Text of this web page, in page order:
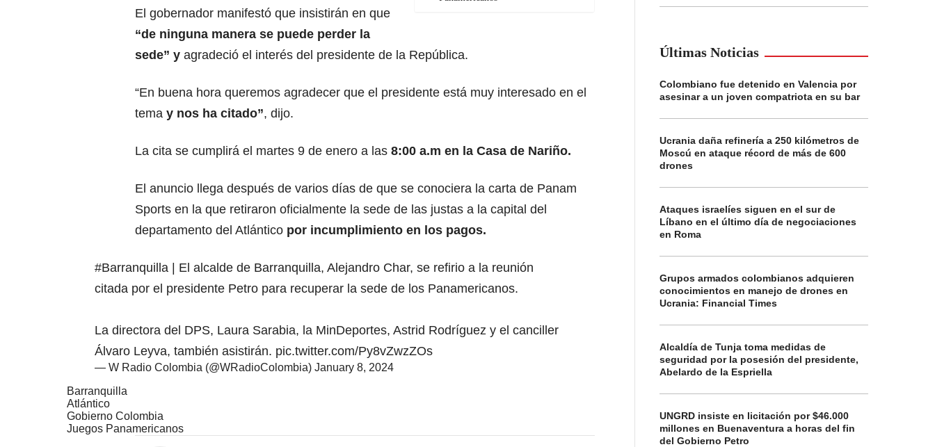
El gobernador manifestó que insistirán en que
“de ninguna manera se puede perder la
sede” y agradeció el interés del presidente de la República.
“En buena hora queremos agradecer que el presidente está muy interesado en el
tema y nos ha citado”, dijo.
La cita se cumplirá el martes 9 de enero a las 8:00 a.m en la Casa de Nariño.
El anuncio llega después de varios días de que se conociera la carta de Panam
Sports en la que retiraron oficialmente la sede de las justas a la capital del
departamento del Atlántico por incumplimiento en los pagos.
#Barranquilla | El alcalde de Barranquilla, Alejandro Char, se refirio a la reunión
citada por el presidente Petro para recuperar la sede de los Panamericanos.
La directora del DPS, Laura Sarabia, la MinDeportes, Astrid Rodríguez y el canciller
Álvaro Leyva, también asistirán. pic.twitter.com/Py8vZwzZOs
— W Radio Colombia (@WRadioColombia) January 8, 2024
Barranquilla
Atlántico
Gobierno Colombia
Juegos Panamericanos
Últimas Noticias
Colombiano fue detenido en Valencia por
asesinar a un joven compatriota en su bar
Ucrania daña refinería a 250 kilómetros de
Moscú en ataque récord de más de 600
drones
Ataques israelíes siguen en el sur de
Líbano en el último día de negociaciones
en Roma
Grupos armados colombianos adquieren
conocimientos en manejo de drones en
Ucrania: Financial Times
Alcaldía de Tunja toma medidas de
seguridad por la posesión del presidente,
Abelardo de la Espriella
UNGRD insiste en licitación por $46.000
millones en Buenaventura a horas del fin
del Gobierno Petro